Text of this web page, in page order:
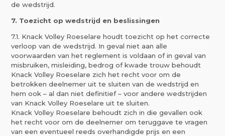
de wedstrijd.
7. Toezicht op wedstrijd en beslissingen
7.1. Knack Volley Roeselare houdt toezicht op het correcte
verloop van de wedstrijd. In geval niet aan alle
voorwaarden van het reglement is voldaan of in geval van
misbruiken, misleiding, bedrog of kwade trouw behoudt
Knack Volley Roeselare zich het recht voor om de
betrokken deelnemer uit te sluiten van de wedstrijd en
hem ook – al dan niet definitief – voor andere wedstrijden
van Knack Volley Roeselare uit te sluiten.
Knack Volley Roeselare behoudt zich in die gevallen ook
het recht voor om de deelnemer om teruggave te vragen
van een eventueel reeds overhandigde prijs en een